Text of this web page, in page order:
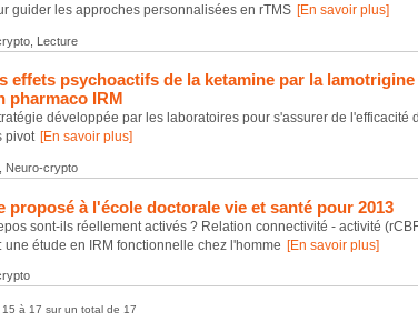
guider les approches personnalisées en rTMS [En savoir plus]
Lecture
effets psychoactifs de la ketamine par la
pharmaco IRM
développée par les laboratoires pour s'assurer de l'efficacité
pivot [En savoir plus]
Neuro-crypto
proposé à l'école doctorale vie et santé pour 2013
sont-ils réellement activés ? Relation connectivité - activité
une étude en IRM fonctionnelle chez l'homme [En savoir plus]
à 17 sur un total de 17